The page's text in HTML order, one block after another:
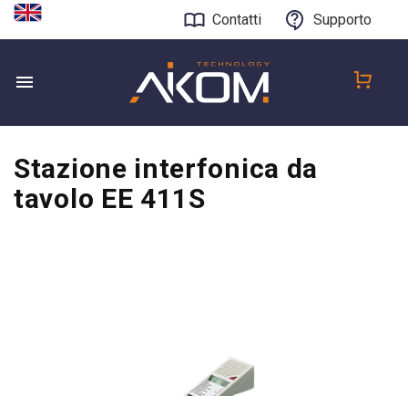
Contatti Supporto
Stazione interfonica da
tavolo EE 411S